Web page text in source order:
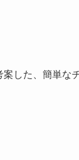
した、簡単な